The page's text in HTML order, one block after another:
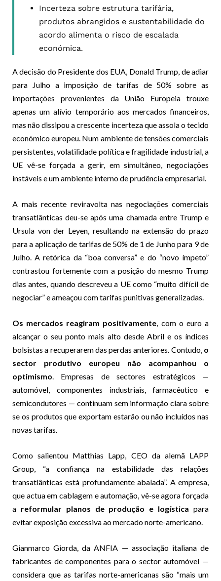
Incerteza sobre estrutura tarifária,
produtos abrangidos e sustentabilidade do
acordo alimenta o risco de escalada
económica.
A decisão do Presidente dos EUA, Donald Trump, de adiar
para Julho a imposição de tarifas de 50% sobre as
importações provenientes da União Europeia trouxe
apenas um alívio temporário aos mercados financeiros,
mas não dissipou a crescente incerteza que assola o tecido
económico europeu. Num ambiente de tensões comerciais
persistentes, volatilidade política e fragilidade industrial, a
UE vê-se forçada a gerir, em simultâneo, negociações
instáveis e um ambiente interno de prudência empresarial.
A mais recente reviravolta nas negociações comerciais
transatlânticas deu-se após uma chamada entre Trump e
Ursula von der Leyen, resultando na extensão do prazo
para a aplicação de tarifas de 50% de 1 de Junho para 9 de
Julho. A retórica da “boa conversa” e do “novo ímpeto”
contrastou fortemente com a posição do mesmo Trump
dias antes, quando descreveu a UE como “muito difícil de
negociar” e ameaçou com tarifas punitivas generalizadas.
Os mercados reagiram positivamente, com o euro a
alcançar o seu ponto mais alto desde Abril e os índices
bolsistas a recuperarem das perdas anteriores. Contudo, o
sector produtivo europeu não acompanhou o
optimismo. Empresas de sectores estratégicos —
automóvel, componentes industriais, farmacêutico e
semicondutores — continuam sem informação clara sobre
se os produtos que exportam estarão ou não incluídos nas
novas tarifas.
Como salientou Matthias Lapp, CEO da alemã LAPP
Group, “a confiança na estabilidade das relações
transatlânticas está profundamente abalada”. A empresa,
que actua em cablagem e automação, vê-se agora forçada
a reformular planos de produção e logística para
evitar exposição excessiva ao mercado norte-americano.
Gianmarco Giorda, da ANFIA — associação italiana de
fabricantes de componentes para o sector automóvel —
considera que as tarifas norte-americanas são “mais um